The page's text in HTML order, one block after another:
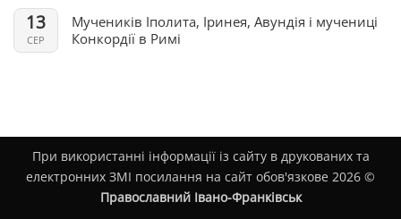
13
СЕР
Мучеників Іполита, Іринея, Авундія і мучениці
Конкордії в Римі
При використанні інформації із сайту в друкованих та
електронних ЗМІ посилання на сайт обов'язкове 2026 ©
Православний Івано-Франківськ